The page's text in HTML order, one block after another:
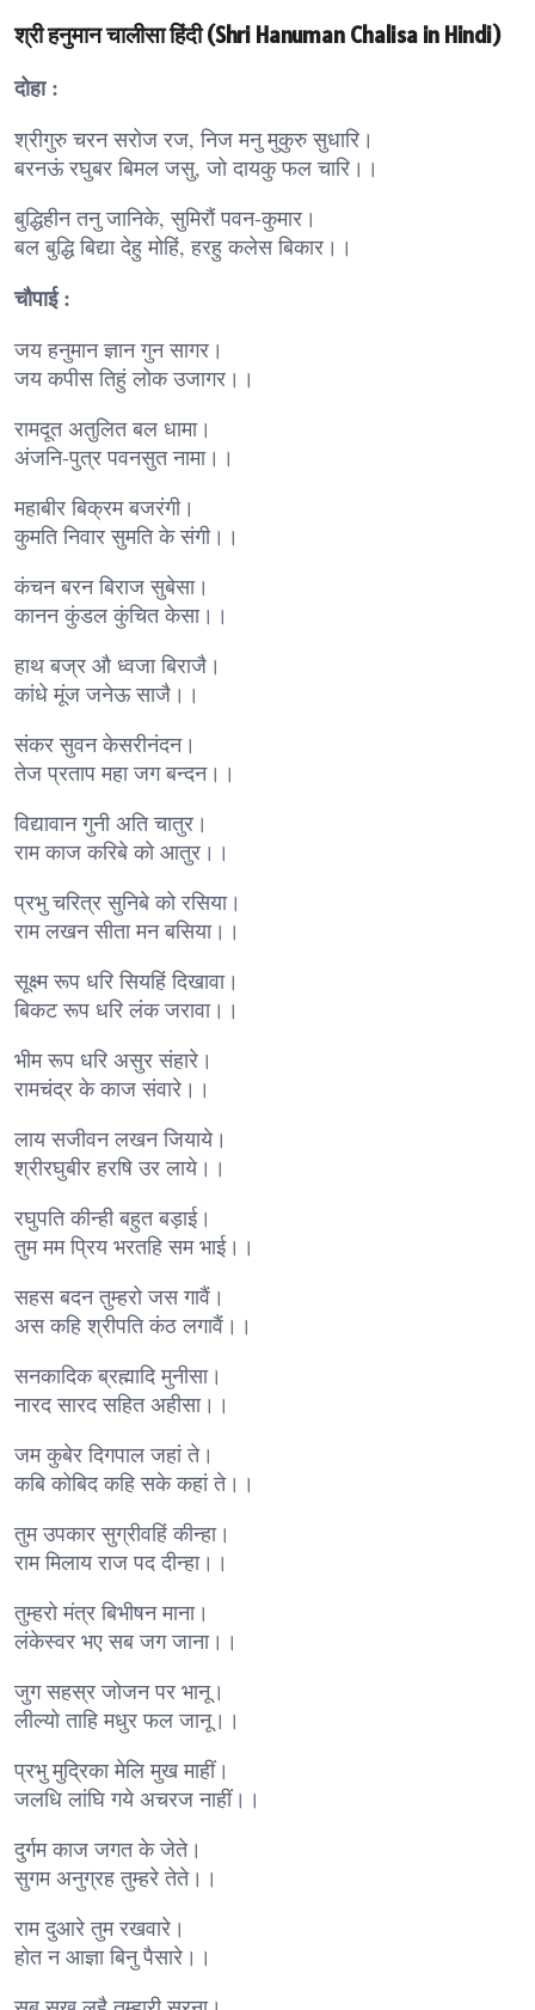
श्री हनुमान चालीसा हिंदी (Shri Hanuman Chalisa in Hindi)
दोहा :
श्रीगुरु चरन सरोज रज, निज मनु मुकुरु सुधारि।
बरनऊं रघुबर बिमल जसु, जो दायकु फल चारि।।
बुद्धिहीन तनु जानिके, सुमिरौं पवन-कुमार।
बल बुद्धि बिद्या देहु मोहिं, हरहु कलेस बिकार।।
चौपाई :
जय हनुमान ज्ञान गुन सागर।
जय कपीस तिहुं लोक उजागर।।
रामदूत अतुलित बल धामा।
अंजनि-पुत्र पवनसुत नामा।।
महाबीर बिक्रम बजरंगी।
कुमति निवार सुमति के संगी।।
कंचन बरन बिराज सुबेसा।
कानन कुंडल कुंचित केसा।।
हाथ बज्र औ ध्वजा बिराजै।
कांधे मूंज जनेऊ साजै।।
संकर सुवन केसरीनंदन।
तेज प्रताप महा जग बन्दन।।
विद्यावान गुनी अति चातुर।
राम काज करिबे को आतुर।।
प्रभु चरित्र सुनिबे को रसिया।
राम लखन सीता मन बसिया।।
सूक्ष्म रूप धरि सियहिं दिखावा।
बिकट रूप धरि लंक जरावा।।
भीम रूप धरि असुर संहारे।
रामचंद्र के काज संवारे।।
लाय सजीवन लखन जियाये।
श्रीरघुबीर हरषि उर लाये।।
रघुपति कीन्ही बहुत बड़ाई।
तुम मम प्रिय भरतहि सम भाई।।
सहस बदन तुम्हरो जस गावैं।
अस कहि श्रीपति कंठ लगावैं।।
सनकादिक ब्रह्मादि मुनीसा।
नारद सारद सहित अहीसा।।
जम कुबेर दिगपाल जहां ते।
कबि कोबिद कहि सके कहां ते।।
तुम उपकार सुग्रीवहिं कीन्हा।
राम मिलाय राज पद दीन्हा।।
तुम्हरो मंत्र बिभीषन माना।
लंकेस्वर भए सब जग जाना।।
जुग सहस्र जोजन पर भानू।
लील्यो ताहि मधुर फल जानू।।
प्रभु मुद्रिका मेलि मुख माहीं।
जलधि लांघि गये अचरज नाहीं।।
दुर्गम काज जगत के जेते।
सुगम अनुग्रह तुम्हरे तेते।।
राम दुआरे तुम रखवारे।
होत न आज्ञा बिनु पैसारे।।